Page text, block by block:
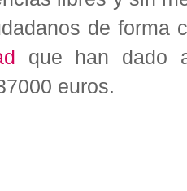
de forma
que han dado
euros.